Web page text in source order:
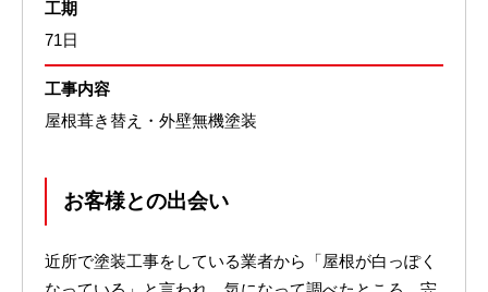
工期
71日
工事内容
屋根葺き替え・外壁無機塗装
お客様との出会い
近所で塗装工事をしている業者から「屋根が白っぽく